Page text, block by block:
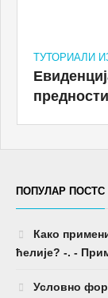
ТУТОРИАЛИ
ПОПУЛАР ПОСТС
Како
ћелије? -. -
Условно